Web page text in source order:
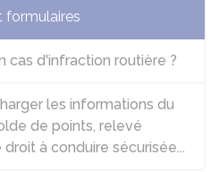
formulaires
cas d'infraction routière ?
les informations du
de points, relevé
à conduire sécurisée...